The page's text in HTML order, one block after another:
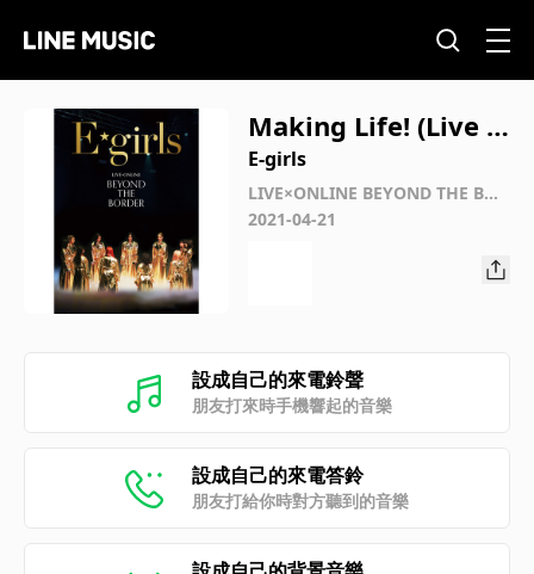
Making Life! (Live a
t Ariake Arena 202
0.12.28)
E-girls
LIVE×ONLINE BEYOND THE BOR
DER (Live at Ariake Arena 2020.
2021-04-21
設成自己的來電鈴聲
朋友打來時手機響起的音樂
設成自己的來電答鈴
朋友打給你時對方聽到的音樂